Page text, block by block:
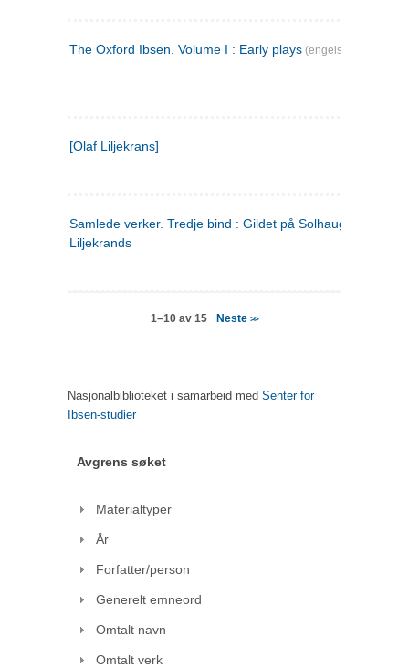
The Oxford Ibsen. Volume I : Early plays (engelsk)
[Olaf Liljekrans]
Samlede verker. Tredje bind : Gildet på Solhaug ; Olaf
Liljekrands
1–10 av 15 Neste>>
Nasjonalbiblioteket i samarbeid med Senter for
Ibsen-studier
Avgrens søket
Materialtyper
År
Forfatter/person
Generelt emneord
Omtalt navn
Omtalt verk